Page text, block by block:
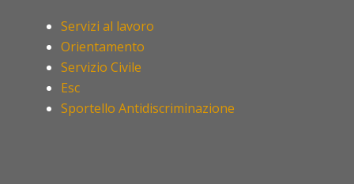
Servizi al lavoro
Orientamento
Servizio Civile
Esc
Sportello Antidiscriminazione